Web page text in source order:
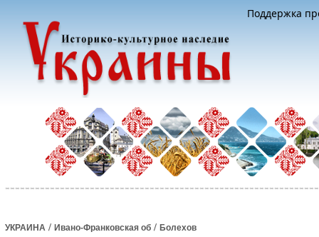
Поддержка
УКРАИНА / Ивано-Франковская об / Болехов